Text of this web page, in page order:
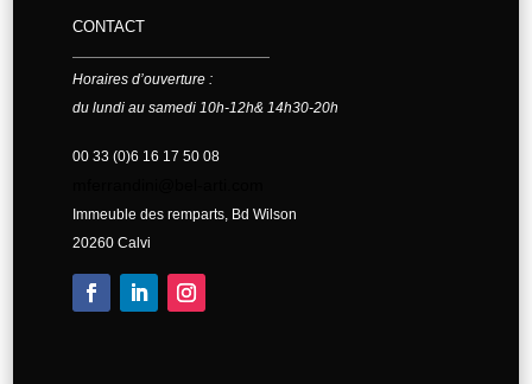
CONTACT
Horaires d’ouverture :
du lundi au samedi 10h-12h& 14h30-20h
00 33 (0)6 16 17 50 08
Immeuble des remparts, Bd Wilson
20260 Calvi